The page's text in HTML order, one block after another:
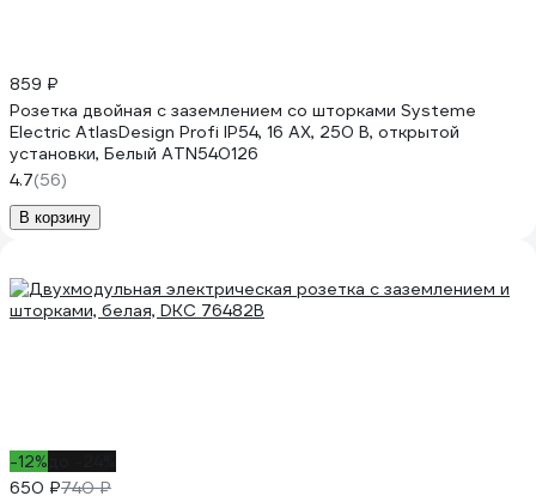
859 ₽
Розетка двойная с заземлением со шторками Systeme
Electric AtlasDesign Profi IP54, 16 АХ, 250 В, открытой
установки, Белый ATN540126
4.7(56)
В корзину
-12%
650 ₽740 ₽